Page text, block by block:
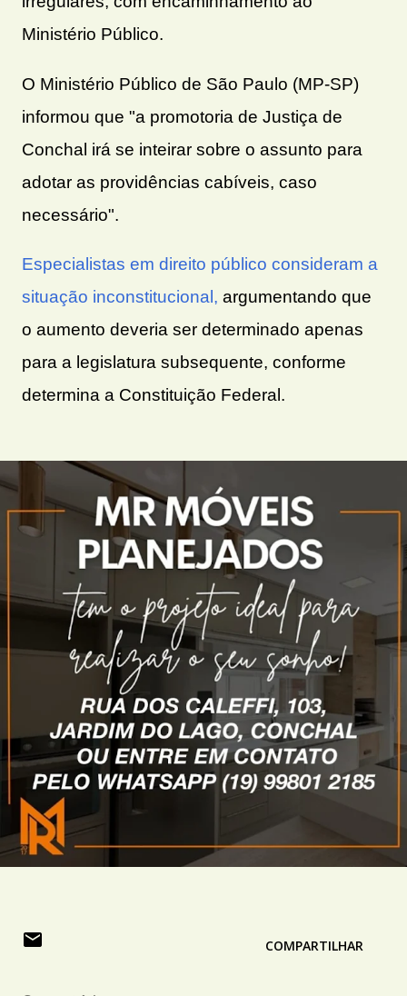
Ministério Público.
O Ministério Público de São Paulo (MP-SP)
informou que "a promotoria de Justiça de
Conchal irá se inteirar sobre o assunto para
adotar as providências cabíveis, caso
necessário".
Especialistas em direito público consideram a
situação inconstitucional, argumentando que
o aumento deveria ser determinado apenas
para a legislatura subsequente, conforme
determina a Constituição Federal.
COMPARTILHAR